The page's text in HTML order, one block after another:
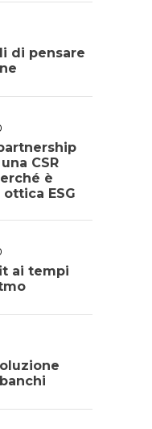
di pensare
CSR
è
ESG
ai tempi